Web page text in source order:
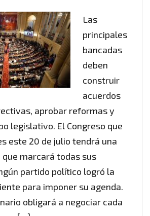
Las
principales
bancadas
deben
construir
acuerdos
aprobar reformas y
legislativo. El Congreso que
este 20 de julio tendrá una
marcará todas sus
partido político logró la
para imponer su agenda.
obligará a negociar cada